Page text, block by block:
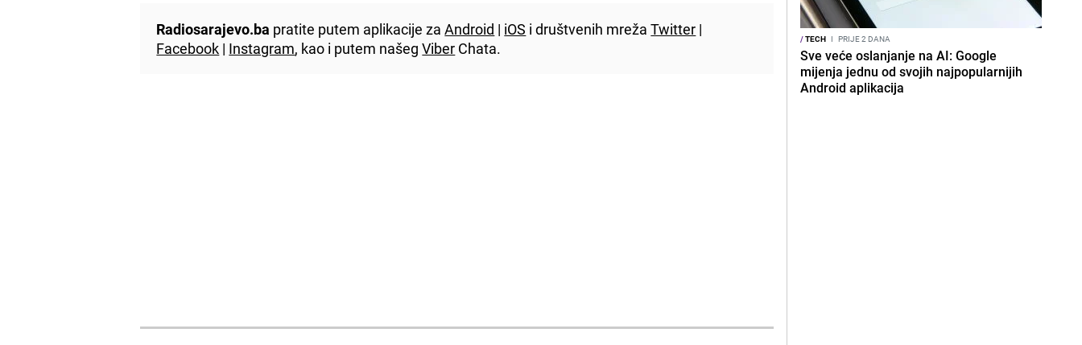
Radiosarajevo.ba pratite putem aplikacije zaAndroid | iOS i društvenih mrežaTwitter |
Facebook | Instagram, kao i putem našegViber Chata. /TECH I PRIJE 2 DANA
Sve veće oslanjanje na AI: Google
mijenja jednu od svojih najpopularnijih
Android aplikacija